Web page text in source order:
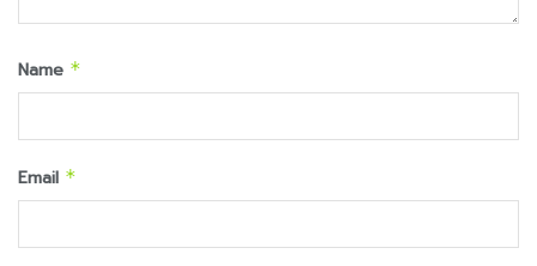
Name *
Email *